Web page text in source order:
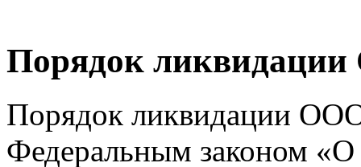
Порядок
Порядок ликвидации ООО
Федеральным законом «О